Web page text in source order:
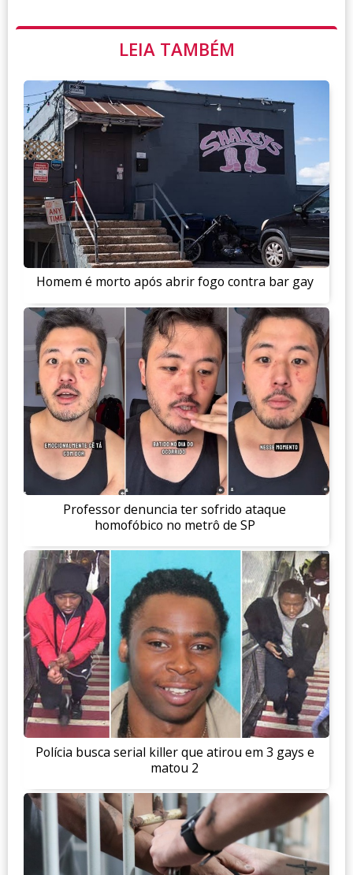
LEIA TAMBÉM
Homem é morto após abrir fogo contra bar gay
Professor denuncia ter sofrido ataque
homofóbico no metrô de SP
Polícia busca serial killer que atirou em 3 gays e
matou 2